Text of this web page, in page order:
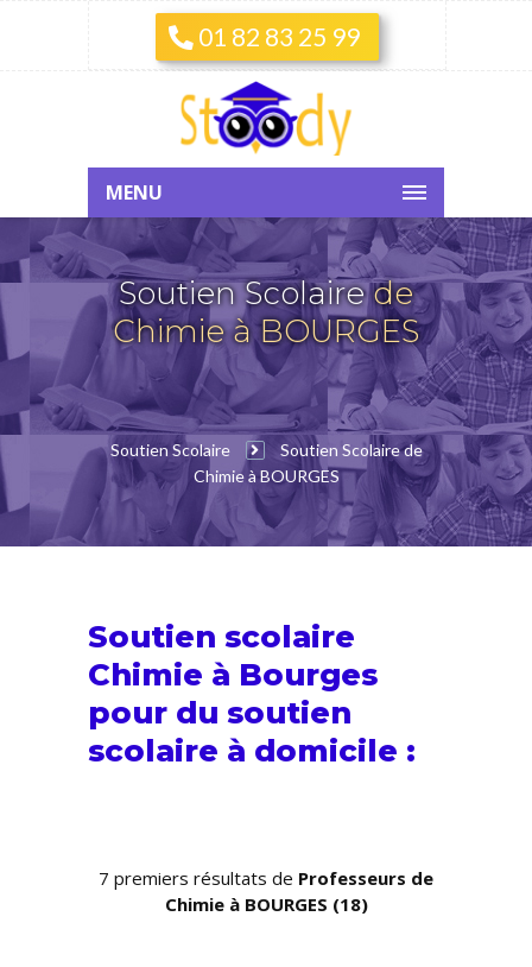
01 82 83 25 99
MENU
Soutien Scolairede
Chimie à BOURGES
Soutien Scolaire
Soutien Scolaire de
Chimie à BOURGES
Soutien scolaire
Chimie à Bourges
pour du soutien
scolaire à domicile :
7 premiers résultats de Professeurs de
Chimie à BOURGES (18)